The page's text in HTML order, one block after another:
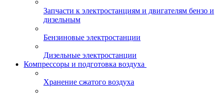
Запчасти к электростанциям и двигателям бензо и
дизельным
Бензиновые электростанции
Дизельные электростанции
Компрессоры и подготовка воздуха
Хранение сжатого воздуха